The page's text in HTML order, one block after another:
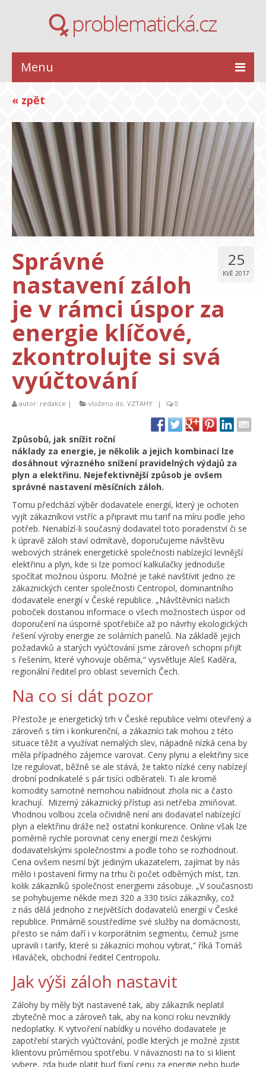
Menu
KRÁSA
STYL
INSPIRACE
VZTAHY
« zpět
25
KVĚ 2017
Správné
nastavení záloh
je v rámci úspor za
energie klíčové,
zkontrolujte si svá
vyúčtování
autor: redakce | vloženo do: VZTAHY | 0
Způsobů, jak snížit roční
náklady za energie, je několik a jejich kombinací lze
dosáhnout výrazného snížení pravidelných výdajů za
plyn a elektřinu. Nejefektivnější způsob je ovšem
správné nastavení měsíčních záloh.
Tomu předchází výběr dodavatele energií, který je ochoten
vyjít zákazníkovi vstříc a připravit mu tarif na míru podle jeho
potřeb. Nenabízí-li současný dodavatel toto poradenství či se
k úpravě záloh staví odmítavě, doporučujeme návštěvu
webových stránek energetické společnosti nabízející levnější
elektřinu a plyn, kde si lze pomocí kalkulačky jednoduše
spočítat možnou úsporu. Možné je také navštívit jedno ze
zákaznických center společnosti Centropol, dominantního
dodavatele energií v České republice. „Návštěvníci našich
poboček dostanou informace o všech možnostech úspor od
doporučení na úsporné spotřebiče až po návrhy ekologických
řešení výroby energie ze solárních panelů. Na základě jejich
požadavků a starých vyúčtování jsme zároveň schopni přijít
s řešením, které vyhovuje oběma,“ vysvětluje Aleš Kaděra,
regionální ředitel pro oblast severních Čech.
Na co si dát pozor
Přestože je energetický trh v České republice velmi otevřený a
zároveň s tím i konkurenční, a zákazníci tak mohou z této
situace těžit a využívat nemalých slev, nápadně nízká cena by
měla případného zájemce varovat. Ceny plynu a elektřiny sice
lze regulovat, běžně se ale stává, že takto nízké ceny nabízejí
drobní podnikatelé s pár tisíci odběrateli. Ti ale kromě
komodity samotné nemohou nabídnout zhola nic a často
krachují. Mizerný zákaznický přístup asi netřeba zmiňovat.
Vhodnou volbou zcela očividně není ani dodavatel nabízející
plyn a elektřinu dráže než ostatní konkurence. Online však lze
poměrně rychle porovnat ceny energií mezi českými
dodavatelskými společnostmi a podle toho se rozhodnout.
Cena ovšem nesmí být jediným ukazatelem, zajímat by nás
mělo i postavení firmy na trhu či počet odběrných míst, tzn.
kolik zákazníků společnost energiemi zásobuje. „V současnosti
se pohybujeme někde mezi 320 a 330 tisíci zákazníky, což
z nás dělá jednoho z největších dodavatelů energií v České
republice. Primárně soustředíme své služby na domácnosti,
přesto se nám daří i v korporátním segmentu, čemuž jsme
upravili i tarify, které si zákazníci mohou vybrat,“ říká Tomáš
Hlaváček, obchodní ředitel Centropolu.
Jak výši záloh nastavit
Zálohy by měly být nastavené tak, aby zákazník neplatil
zbytečně moc a zároveň tak, aby na konci roku nevznikly
nedoplatky. K vytvoření nabídky u nového dodavatele je
zapotřebí starých vyúčtování, podle kterých je možné zjistit
klientovu průměrnou spotřebu. V návaznosti na to si klient
vybere, zda bude platit buď fixní cenu za energie nebo bude